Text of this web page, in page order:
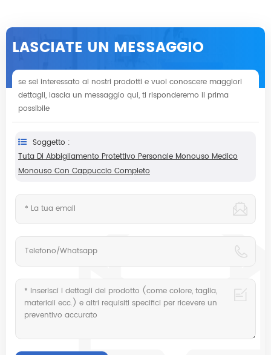
LASCIATE UN MESSAGGIO
se sei interessato ai nostri prodotti e vuoi conoscere maggiori
dettagli, lascia un messaggio qui, ti risponderemo il prima
possibile
Soggetto :
Tuta Di Abbigliamento Protettivo Personale Monouso Medico
Monouso Con Cappuccio Completo